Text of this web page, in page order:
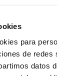
para
de redes
datos
Classic Clog
de usar.